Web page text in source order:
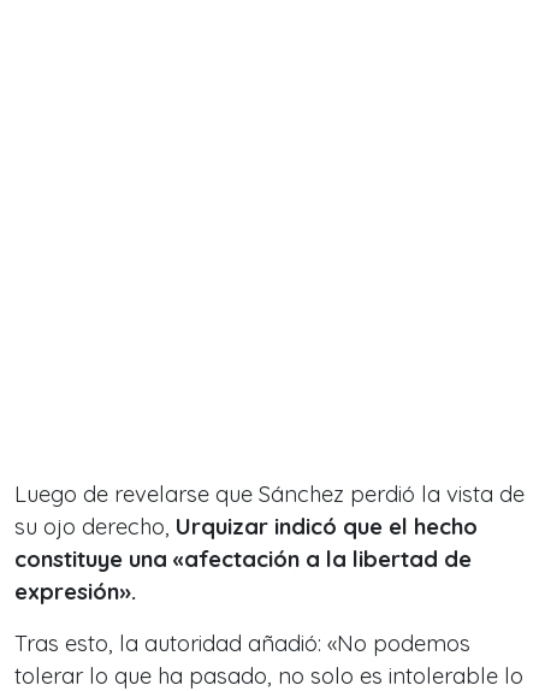
Luego de revelarse que Sánchez perdió la vista de
su ojo derecho, Urquizar indicó que el hecho
constituye una «afectación a la libertad de
expresión».
Tras esto, la autoridad añadió: «No podemos
tolerar lo que ha pasado, no solo es intolerable lo